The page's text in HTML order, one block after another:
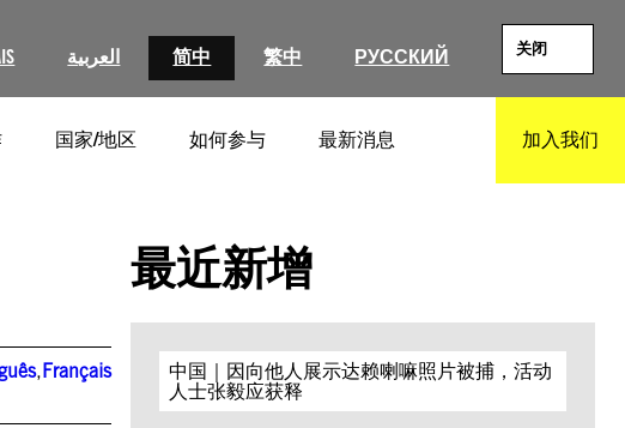
العربية 简中 繁中 РУССКИЙ 关闭
国家/地区 如何参与 最新消息 加入我们
,Français
最近新增
中国｜因向他人展示达赖喇嘛照片被捕，活动
人士张毅应获释